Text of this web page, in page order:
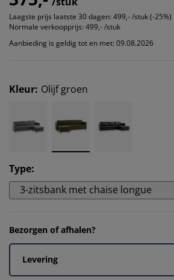
Laagste prijs laatste 30 dagen: 499,- /stuk (-25%)
Normale verkoopprijs: 499,- /stuk
Aanbieding is geldig tot en met: 09.08.2026
Kleur: Olijf groen
Type:
3-zitsbank met chaise longue
Bezorgen of afhalen?
Levering